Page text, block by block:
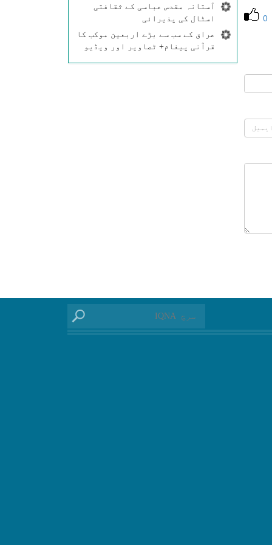
آستانہ مقدس عباسی کے ثقافتی
اسٹال کی پذیرائی
عراق کے سب سے بڑے اربعین موکب کا
قرآنی پیغام+ ٹصاویر اور ویڈیو
0